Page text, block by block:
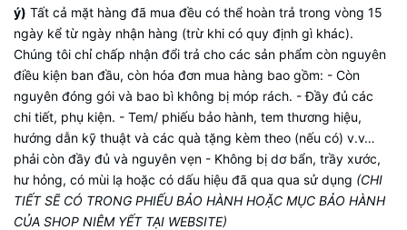
ý) Tất cả mặt hàng đã mua đều có thể hoàn trả trong vòng 15
ngày kể từ ngày nhận hàng (trừ khi có quy định gì khác).
Chúng tôi chỉ chấp nhận đổi trả cho các sản phẩm còn nguyên
điều kiện ban đầu, còn hóa đơn mua hàng bao gồm: - Còn
nguyên đóng gói và bao bì không bị móp rách. - Đầy đủ các
chi tiết, phụ kiện. - Tem/ phiếu bảo hành, tem thương hiệu,
hướng dẫn kỹ thuật và các quà tặng kèm theo (nếu có) v.v…
phải còn đầy đủ và nguyên vẹn - Không bị dơ bẩn, trầy xước,
hư hỏng, có mùi lạ hoặc có dấu hiệu đã qua qua sử dụng (CHI
TIẾT SẼ CÓ TRONG PHIẾU BẢO HÀNH HOẶC MỤC BẢO HÀNH
CỦA SHOP NIÊM YẾT TẠI WEBSITE)